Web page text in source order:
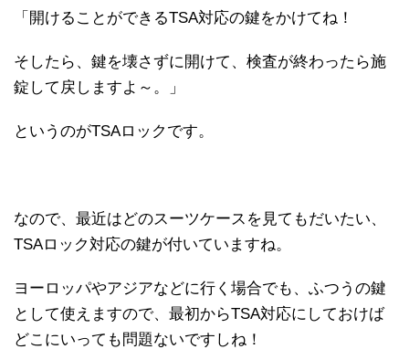
「開けることができるTSA対応の鍵をかけてね！
そしたら、鍵を壊さずに開けて、検査が終わったら施
錠して戻しますよ～。」
というのがTSAロックです。
なので、最近はどのスーツケースを見てもだいたい、
TSAロック対応の鍵が付いていますね。
ヨーロッパやアジアなどに行く場合でも、ふつうの鍵
として使えますので、最初からTSA対応にしておけば
どこにいっても問題ないですしね！